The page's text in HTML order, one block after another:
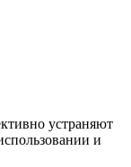
устраняют
и